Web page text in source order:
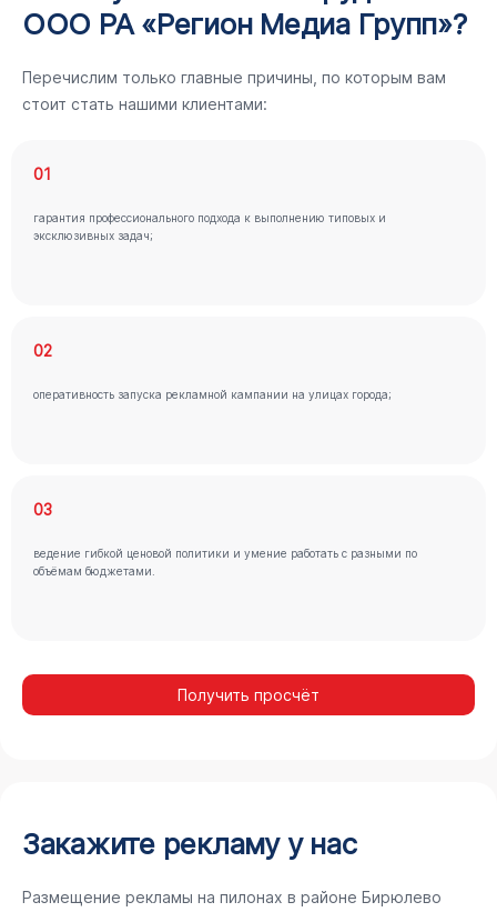
ООО РА «Регион Медиа Групп»?
Перечислим только главные причины, по которым вам
стоит стать нашими клиентами:
01
гарантия профессионального подхода к выполнению типовых и
эксклюзивных задач;
02
оперативность запуска рекламной кампании на улицах города;
03
ведение гибкой ценовой политики и умение работать с разными по
объёмам бюджетами.
Получить просчёт
Закажите рекламу у нас
Размещение рекламы на пилонах в районе Бирюлево